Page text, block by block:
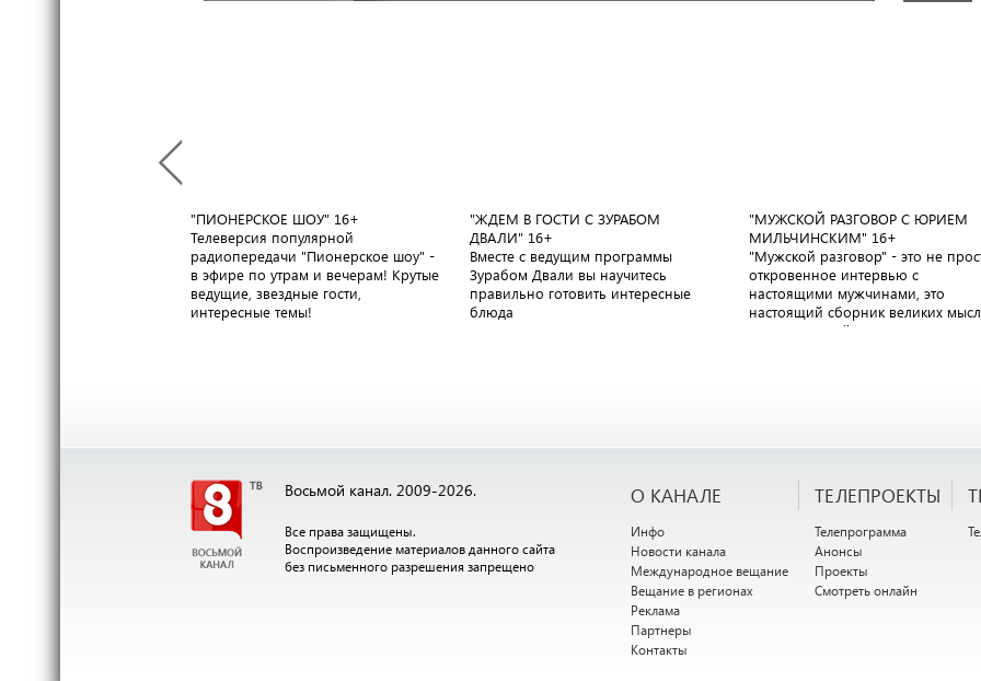
"ПИОНЕРСКОЕ ШОУ" 16+
Телеверсия популярной
радиопередачи "Пионерское шоу" -
в эфире по утрам и вечерам! Крутые
ведущие, звездные гости,
интересные темы!
"ЖДЕМ В ГОСТИ С ЗУРАБОМ
ДВАЛИ" 16+
Вместе с ведущим программы
Зурабом Двали вы научитесь
правильно готовить интересные
блюда
"МУЖСКОЙ РАЗГОВОР С ЮРИЕМ
МИЛЬЧИНСКИМ" 16+
"Мужской разговор" - это не
откровенное интервью с
настоящими мужчинами, это
настоящий сборник великих
великих людей
О КАНАЛЕ
Инфо
Новости канала
Международное вещание
Вещание в регионах
Реклама
Партнеры
Контакты
ТЕЛЕПРОЕКТЫ
Телепрограмма
Анонсы
Проекты
Смотреть онлайн
Восьмой канал. 2009-2026.
Все права защищены.
Воспроизведение материалов данного сайта
без письменного разрешения запрещено